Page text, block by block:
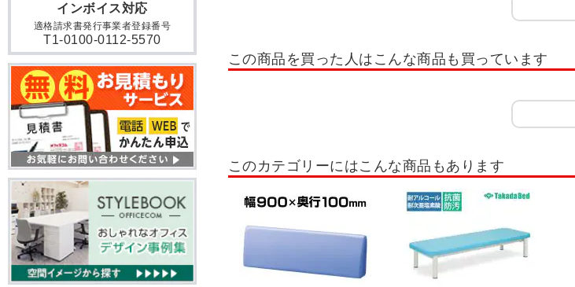
この商品を買った人はこんな商品も買っています
このカテゴリーにはこんな商品もあります
インボイス対応
適格請求書発行事業者登録番号
T1-0100-0112-5570